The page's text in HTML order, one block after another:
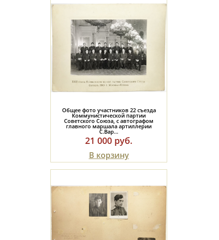
Общее фото участников 22 съезда
Коммунистической партии
Советского Союза, с автографом
главного маршала артиллерии
С.Вар...
21 000 руб.
В корзину